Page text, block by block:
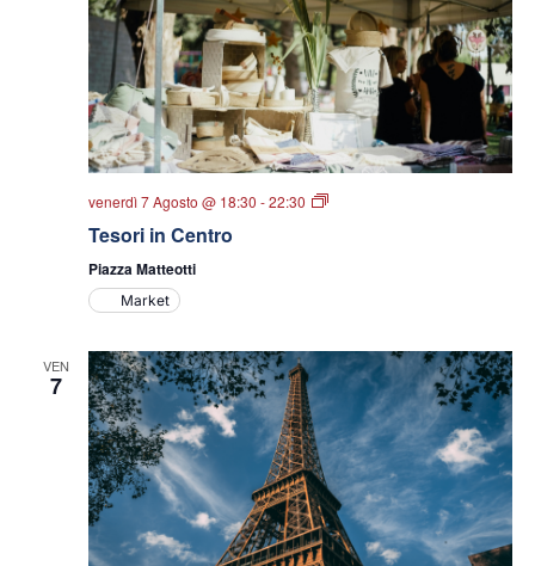
venerdì 7 Agosto @ 18:30 -22:30
Tesori
Tesori in Centro
Piazza Matteotti
Market
VEN
7